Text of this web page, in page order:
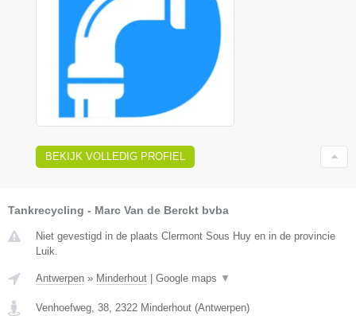
BEKIJK VOLLEDIG PROFIEL
Tankrecycling - Marc Van de Berckt bvba
Niet gevestigd in de plaats Clermont Sous Huy en in de provincie
Luik.
Antwerpen » Minderhout | Google maps ▼
Venhoefweg, 38 2322 Minderhout (Antwerpen)